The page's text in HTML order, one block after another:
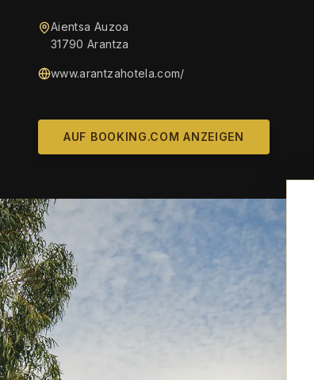
Aientsa Auzoa
31790 Arantza
www.arantzahotela.com/
AUF BOOKING.COM ANZEIGEN